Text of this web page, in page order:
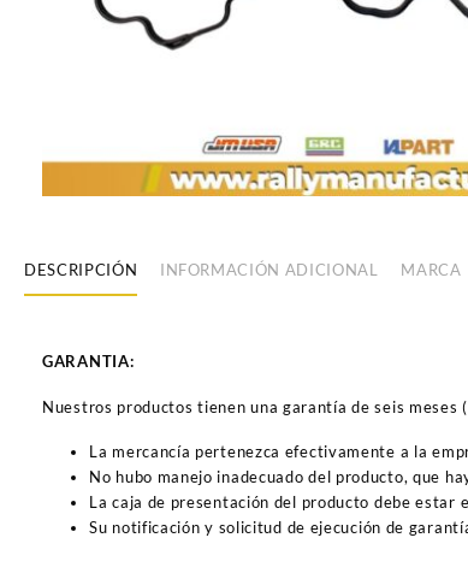
DESCRIPCIÓN INFORMACIÓN ADICIONAL MARCA
GARANTIA:
Nuestros productos tienen una garantía de seis
La mercancía pertenezca efectivamente a la
No hubo manejo inadecuado del producto, que
La caja de presentación del producto debe estar
Su notificación y solicitud de ejecución de